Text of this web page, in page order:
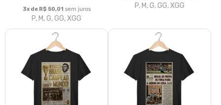
3x de R$ 50,01 sem juros
P, M, G, GG, XGG
P, M, G, GG, XGG